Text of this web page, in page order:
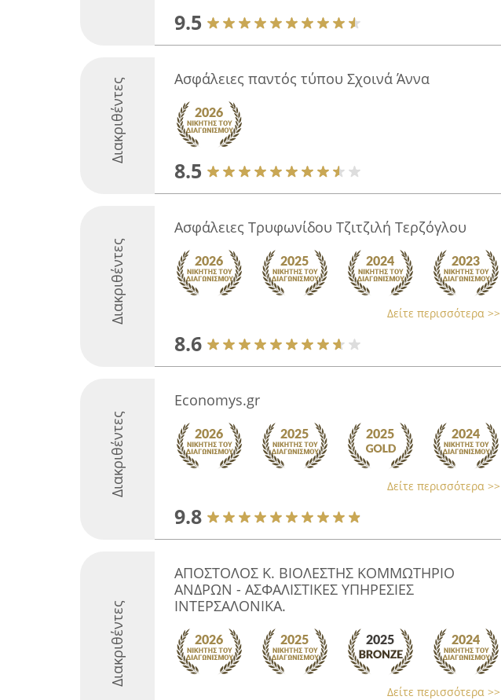
9.5
Διακριθέντες Ασφάλειες παντός τύπου Σχοινά Άννα
8.5
Διακριθέντες
Ασφάλειες Τρυφωνίδου Τζιτζιλή Τερζόγλου
Δείτε περισσότερα >>
8.6
Διακριθέντες
Economys.gr
Δείτε περισσότερα >>
9.8
Διακριθέντες
ΑΠΟΣΤΟΛΟΣ Κ. ΒΙΟΛΕΣΤΗΣ ΚΟΜΜΩΤΗΡΙΟ
ΑΝΔΡΩΝ - ΑΣΦΑΛΙΣΤΙΚΕΣ ΥΠΗΡΕΣΙΕΣ
ΙΝΤΕΡΣΑΛΟΝΙΚΑ.
Δείτε περισσότερα >>